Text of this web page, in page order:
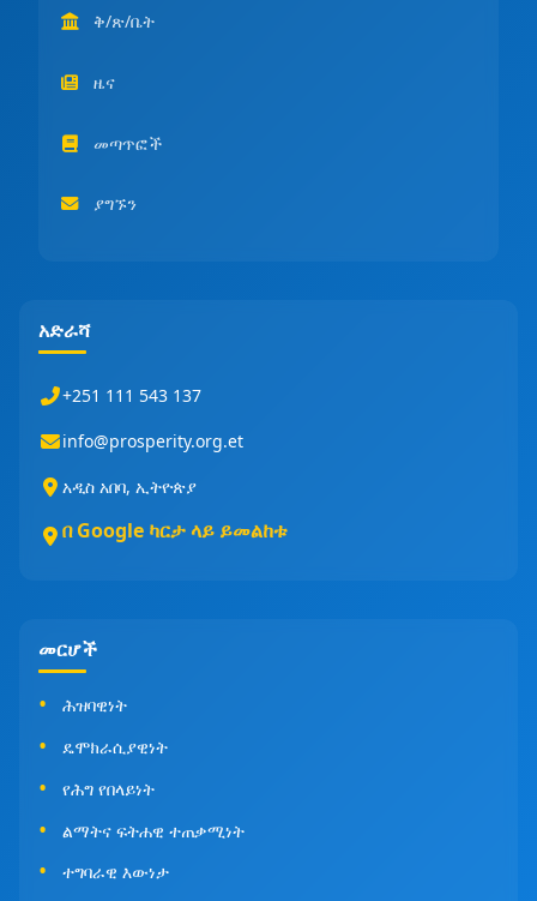
ቅ/ጽ/ቤት
ዜና
መጣጥፎች
ያግኙን
አድራሻ
+251 111 543 137
info@prosperity.org.et
አዲስ አበባ, ኢትዮጵያ
በ Google ካርታ ላይ ይመልከቱ
መርሆች
ሕዝባዊነት
ዴሞክራሲያዊነት
የሕግ የበላይነት
ልማትና ፍትሐዊ ተጠቃሚነት
ተግባራዊ እውነታ